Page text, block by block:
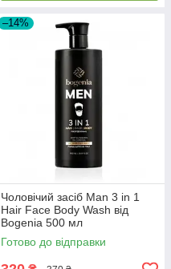
–14%
Чоловічий засіб Man 3 in 1
Hair Face Body Wash від
Bogenia 500 мл
Готово до відправки